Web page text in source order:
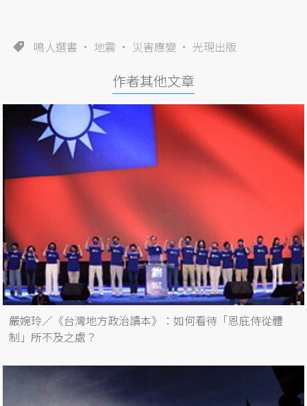
鳴人選書 地震 災害應變 光現出版
作者其他文章
嚴婉玲／《台灣地方政治讀本》：如何看待「恩庇侍從體
制」所不及之處？